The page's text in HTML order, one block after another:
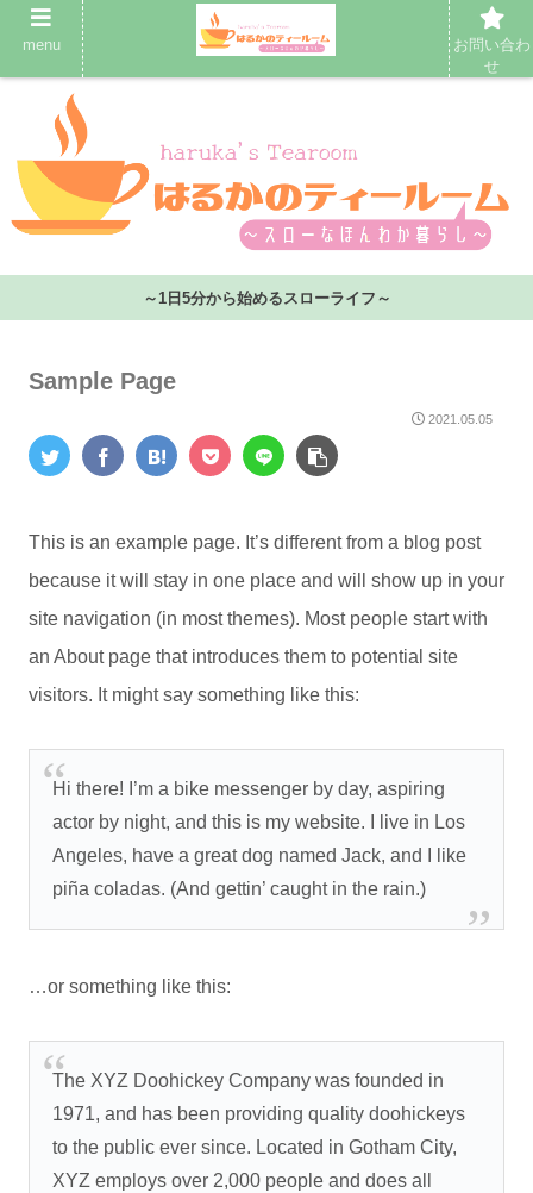
～1日5分から始めるスローライフ～
Sample Page
2021.05.05
This is an example page. It’s different from a blog post
because it will stay in one place and will show up in your
site navigation (in most themes). Most people start with
an About page that introduces them to potential site
visitors. It might say something like this:
Hi there! I’m a bike messenger by day, aspiring
actor by night, and this is my website. I live in Los
Angeles, have a great dog named Jack, and I like
piña coladas. (And gettin’ caught in the rain.)
…or something like this:
The XYZ Doohickey Company was founded in
1971, and has been providing quality doohickeys
to the public ever since. Located in Gotham City,
XYZ employs over 2,000 people and does all
menu
お問い合わ
せ